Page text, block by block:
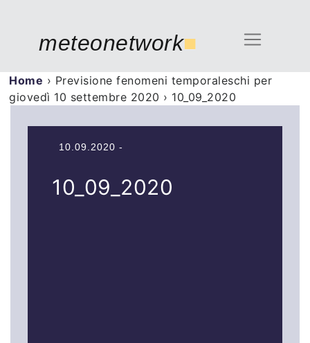
meteonetwork■
Home › Previsione fenomeni temporaleschi per
giovedì 10 settembre 2020 › 10_09_2020
10.09.2020 -
10_09_2020